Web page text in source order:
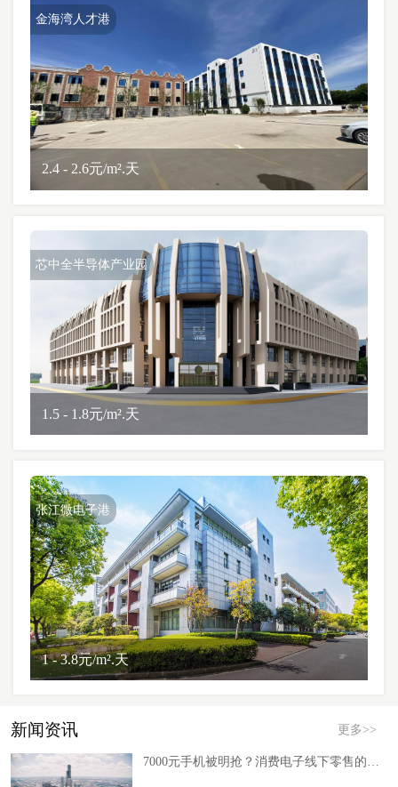
金海湾人才港
2.4 - 2.6元/m².天
芯中全半导体产业园
1.5 - 1.8元/m².天
张江微电子港
1 - 3.8元/m².天
新闻资讯 更多>>